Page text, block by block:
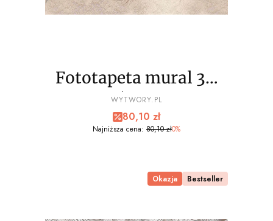
Fototapeta mural 3D
palmy liście wz1 - NA
WYMIAR
PRODUCENT
WYTWORY.PL
Cena promocyjna
80,10 zł
Najniższa cena: 80,10 zł0%
Okazja Bestseller